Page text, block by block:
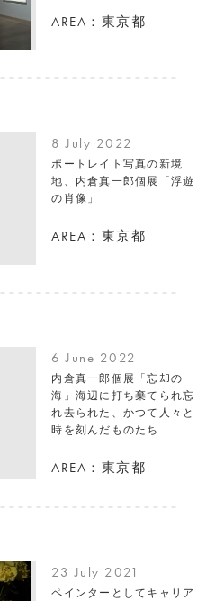
AREA：東京都
8 July 2022
ポートレイト写真の新境
地、内倉真一郎個展「浮遊
の肖像」
AREA：東京都
6 June 2022
内倉真一郎個展「忘却の
海」海辺に打ち棄てられ忘
れ去られた、かつて人々と
時を刻んだものたち
AREA：東京都
23 July 2021
ペインターとしてキャリア